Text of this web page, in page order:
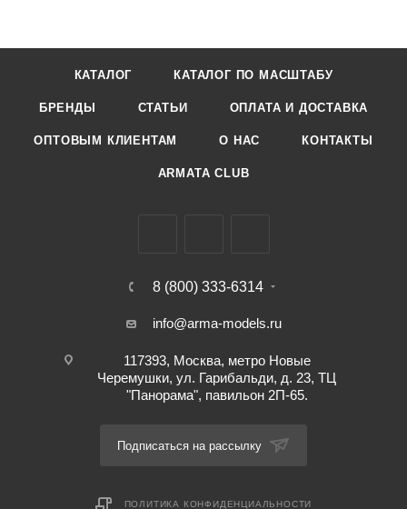
КАТАЛОГ КАТАЛОГ ПО МАСШТАБУ
БРЕНДЫ СТАТЬИ ОПЛАТА И ДОСТАВКА
ОПТОВЫМ КЛИЕНТАМ О НАС КОНТАКТЫ
ARMATA CLUB
8 (800) 333-6314
info@arma-models.ru
117393, Москва, метро Новые
Черемушки, ул. Гарибальди, д. 23, ТЦ
"Панорама", павильон 2П-65.
Подписаться на рассылку
ПОЛИТИКА КОНФИДЕНЦИАЛЬНОСТИ